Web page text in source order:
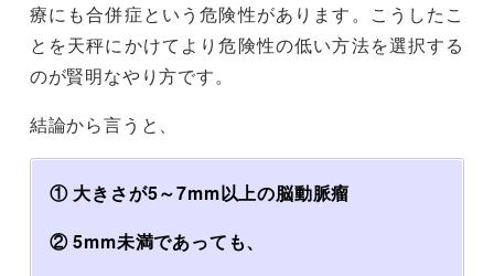
療にも合併症という危険性があります。こうしたこ
とを天秤にかけてより危険性の低い方法を選択する
のが賢明なやり方です。
結論から言うと、
① 大きさが5～7mm以上の脳動脈瘤
② 5mm未満であっても、